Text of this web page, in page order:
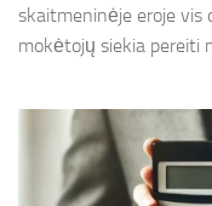
skaitmeninėje eroje vis
mokėtojų siekia pereiti